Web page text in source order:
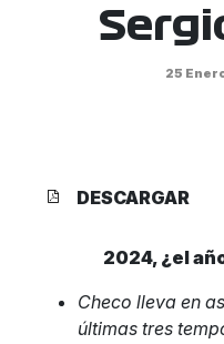
25
DESCARGAR
2024, ¿el
Checo lleva en
últimas tres